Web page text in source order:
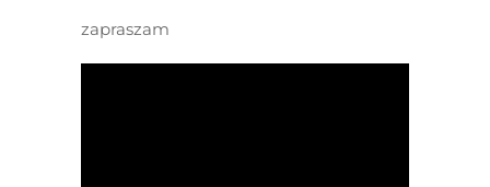
zapraszam